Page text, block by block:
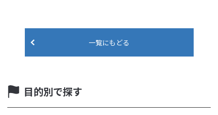
一覧にもどる
目的別で探す